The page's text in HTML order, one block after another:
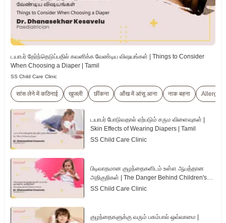
டயாபர் தேர்ந்தெடுப்பதில் கவனிக்க வேண்டிய விஷயங்கள் | Things to Consider
When Choosing a Diaper | Tamil
SS Child Care Clinic
सांस लेने में कठिनाई खुजली छींकना आँख में आंसू आना नाक बहना Allergic
டயாபர் போடுவதால் ஏற்படும் சரும விளைவுகள் |
Skin Effects of Wearing Diapers | Tamil
SS Child Care Clinic
பிடிவாதமான குழந்தைகளிடம் உள்ள ஆபத்தான
அறிகுறிகள் | The Danger Behind Children's
Tantrum | Tamil
SS Child Care Clinic
குழந்தைகளுக்கு வரும் பசும்பால் ஒவ்வாமை |